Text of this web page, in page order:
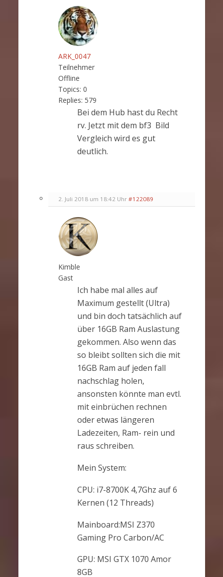
ARK_0047
Teilnehmer
Offline
Topics: 0
Replies: 579
Bei dem Hub hast du Recht
rv. Jetzt mit dem bf3 Bild
Vergleich wird es gut
deutlich.
2. Juli 2018 um 18:42 Uhr #122089
Kimble
Gast
Ich habe mal alles auf
Maximum gestellt (Ultra)
und bin doch tatsächlich auf
über 16GB Ram Auslastung
gekommen. Also wenn das
so bleibt sollten sich die mit
16GB Ram auf jeden fall
nachschlag holen,
ansonsten könnte man evtl.
mit einbrüchen rechnen
oder etwas längeren
Ladezeiten, Ram- rein und
raus schreiben.
Mein System:
CPU: i7-8700K 4,7Ghz auf 6
Kernen (12 Threads)
Mainboard:MSI Z370
Gaming Pro Carbon/AC
GPU: MSI GTX 1070 Amor
8GB